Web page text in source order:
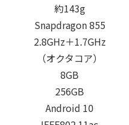
約143g
Snapdragon 855
2.8GHz＋1.7GHz
（オクタコア）
8GB
256GB
Android 10